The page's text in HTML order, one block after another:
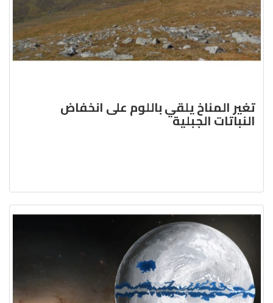
تغير المناخ يلقي باللوم على انخفاض
النباتات الجبلية